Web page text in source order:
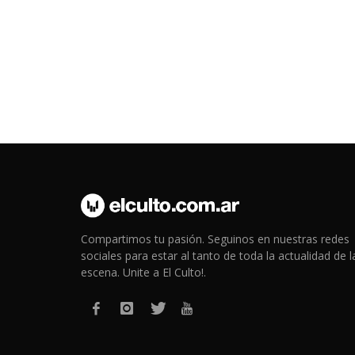
Compartimos tu pasión. Seguinos en nuestras redes
sociales para estar al tanto de toda la actualidad de
escena. Unite a El Culto!.